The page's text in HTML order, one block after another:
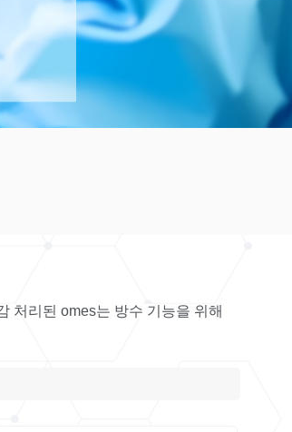
처리된 omes는 방수 기능을 위해